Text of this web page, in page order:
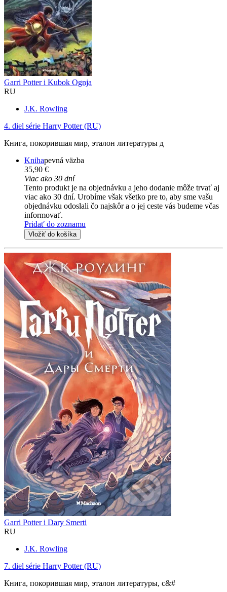
Garri Potter i Kubok Ognja
RU
J.K. Rowling
4. diel série Harry Potter (RU)
Книга, покорившая мир, эталон литературы д
Knihapevná väzba
35,90 €
Viac ako 30 dní
Tento produkt je na objednávku a jeho dodanie môže trvať aj
viac ako 30 dní. Urobíme však všetko pre to, aby sme vašu
objednávku odoslali čo najskôr a o jej ceste vás budeme včas
informovať.
Pridať do zoznamu
Vložiť do košíka
Garri Potter i Dary Smerti
RU
J.K. Rowling
7. diel série Harry Potter (RU)
Книга, покорившая мир, эталон литературы, с&#